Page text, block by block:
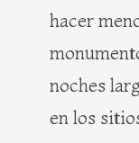
hacer
noches
en los